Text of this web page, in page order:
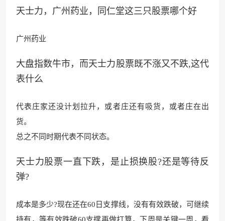
天士力，广州药业，同仁堂这三只股票哪个好
广州药业
大盘指数牛市，而天士力股票既不涨又不跌,这代
表什么
代表庄家还没计划拉升，或者庄还有吸货，或者庄在出
货。
总之不同时期代表不同状态。
天士力股票一直下跌，是止损换股?还是等待反
弹?
成本是多少?现在还在60日支撑线，没有有效跌破，可继续